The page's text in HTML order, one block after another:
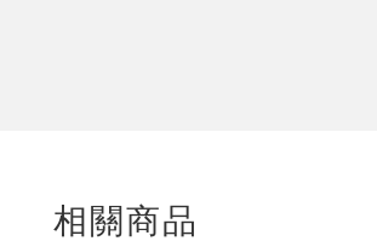
相關商品